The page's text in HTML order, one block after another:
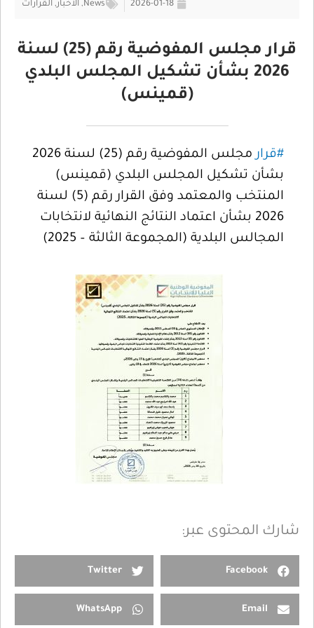
2026-01-18
News
, الأخبار, القرارات
قرار مجلس المفوضية رقم (25) لسنة
2026 بشأن تشكيل المجلس البلدي
(قمينس)
#قرار
مجلس المفوضية رقم (25) لسنة 2026
بشأن تشكيل المجلس البلدي (قمينس)
المنتخب والمعتمد وفق القرار رقم (5) لسنة
2026 بشأن اعتماد النتائج النهائية لانتخابات
المجالس البلدية (المجموعة الثالثة – 2025)
شارك المحتوى عبر:
Facebook
Twitter
Email
WhatsApp